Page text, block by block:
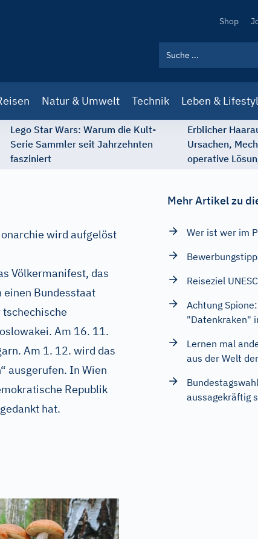
Shop
Natur & Umwelt Technik Leben &
Lego Star Wars: Warum die Kult-
Serie Sammler seit Jahrzehnten
fasziniert
Erblicher
Ursachen,
operative
wird aufgelöst
Völkermanifest, das
Bundesstaat
Am 16. 11.
Am 1. 12. wird das
ausgerufen. In Wien
Republik
hat.
Mehr Artikel zu
Wer ist wer im
Reiseziel
Achtung
"Datenkraken"
Lernen mal
aus der Welt
aussagekräftig